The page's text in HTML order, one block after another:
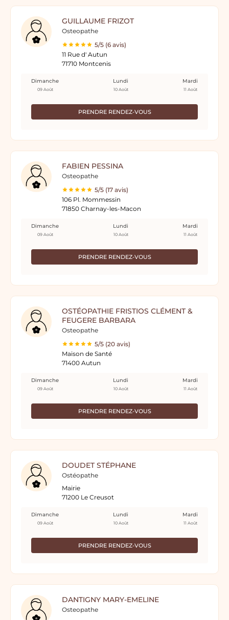
GUILLAUME FRIZOT
Osteopathe
5/5 (6 avis)
11 Rue d' Autun
71710 Montcenis
PRENDRE RENDEZ-VOUS
Dimanche
09 Août
Lundi
10 Août
Mardi
11 Août
FABIEN PESSINA
Osteopathe
5/5 (17 avis)
106 Pl. Mommessin
71850 Charnay-les-Macon
PRENDRE RENDEZ-VOUS
Dimanche
09 Août
Lundi
10 Août
Mardi
11 Août
OSTÉOPATHIE FRISTIOS CLÉMENT &
FEUGERE BARBARA
Osteopathe
5/5 (20 avis)
Maison de Santé
71400 Autun
PRENDRE RENDEZ-VOUS
Dimanche
09 Août
Lundi
10 Août
Mardi
11 Août
DOUDET STÉPHANE
Ostéopathe
Mairie
71200 Le Creusot
PRENDRE RENDEZ-VOUS
Dimanche
09 Août
Lundi
10 Août
Mardi
11 Août
DANTIGNY MARY-EMELINE
Osteopathe